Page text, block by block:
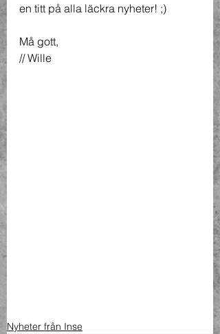
en titt på alla läckra nyheter! ;)
Må gott,
// Wille
Nyheter från Inse